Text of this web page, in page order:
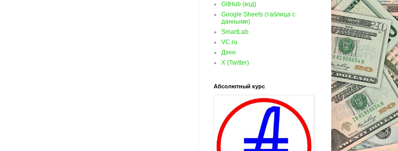
GitHub (код)
Google Sheets (таблица с
данными)
SmartLab
VC.ru
Дзен
X (Twitter)
Абсолютный курс